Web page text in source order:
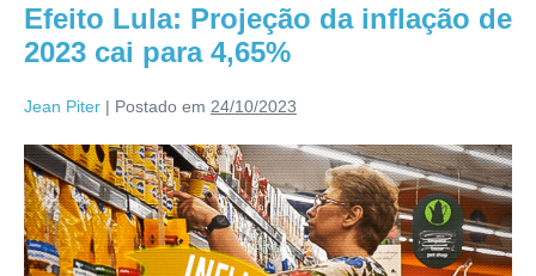
Efeito Lula: Projeção da inflação de
2023 cai para 4,65%
Jean Piter | Postado em 24/10/2023